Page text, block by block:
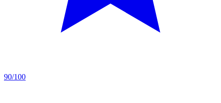
90/100